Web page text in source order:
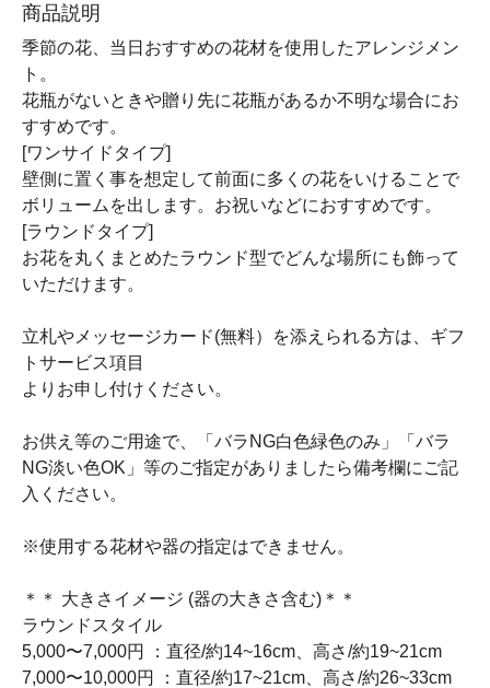
商品説明
季節の花、当日おすすめの花材を使用したアレンジメン
ト。
花瓶がないときや贈り先に花瓶があるか不明な場合にお
すすめです。
[ワンサイドタイプ]
壁側に置く事を想定して前面に多くの花をいけることで
ボリュームを出します。お祝いなどにおすすめです。
[ラウンドタイプ]
お花を丸くまとめたラウンド型でどんな場所にも飾って
いただけます。
立札やメッセージカード(無料）を添えられる方は、ギフ
トサービス項目
よりお申し付けください。
お供え等のご用途で、「バラNG白色緑色のみ」「バラ
NG淡い色OK」等のご指定がありましたら備考欄にご記
入ください。
※使用する花材や器の指定はできません。
＊＊ 大きさイメージ (器の大きさ含む)＊＊
ラウンドスタイル
5,000〜7,000円 ：直径/約14~16cm、高さ/約19~21cm
7,000〜10,000円 ：直径/約17~21cm、高さ/約26~33cm